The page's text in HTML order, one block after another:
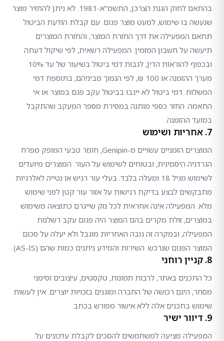
בהתאם לחוק הגנת הצרכן, התשמ"א-1981. לא ניתן להחזיר מוצר
שנעשה בו שימוש, למעט מוצר פגום. עם קבלת הודעת הביטול
תתאם המפעילה את דרך החזרת המוצר, והחזרת המוצרים
תיעשה על חשבון המזמין. המפעילה רשאית, לפי שיקול דעתה
ובכפוף להוראות הדין, לגבות דמי ביטול בשיעור של עד 10%
מערך ההזמנה או 100 ₪, לפי הנמוך מביניהם, בתוספת דמי
המשלוח. דמי ביטול לא ייגבו בביטול עקב פגם במוצר או אי
התאמה. החזר כספי מותנה במסירת מספר המעקב שהתקבל
במועד ההזמנה.
7. אחריות ושימוש
המוצרים הזמניים עשויים מ-Genipin, חומר טבעי המופק מפרח
הגרדניה היסמינית, ובטוחים לשימוש על העור. המוצרים מיועדים
לשימוש מגיל 18 ומעלה בלבד. בעלי עור רגיש או נטייה לאלרגיות
מתבקשים לבצע בדיקת רגישות על אזור עור קטן לפני שימוש
מלא. המפעילה אינה אחראית לכל נזק שייגרם כתוצאה משימוש
במוצרים, זולת מקרים בהם המוצר היה פגום עקב רשלנות
המפעילה, ובמקרה זה גובה האחריות מוגבל ולא יעלה על סכום
המוצר הפגום שנרכש. השירות והמידע ניתנים כמות שהם (AS-IS).
8. קניין רוחני
כל התכנים באתר, לרבות תמונות, טקסטים, עיצובים וסימני
מסחר, הינם רכושה של החברה ומוגנים בזכויות יוצרים. אין לעשות
שימוש בתכנים אלה ללא אישור מפורש בכתב.
9. דיוור ישיר
המפעילה מציעה למשתמשים להסכים לקבלת עדכונים על